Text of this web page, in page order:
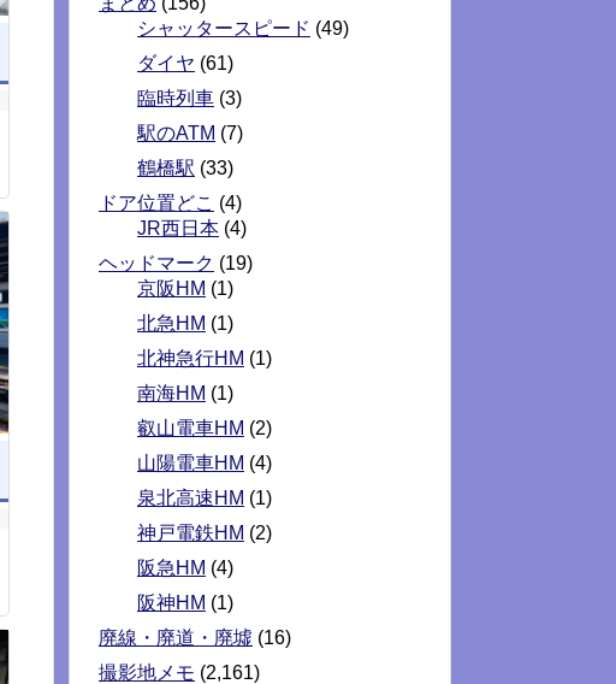
シャッタースピード (49)
ダイヤ (61)
臨時列車 (3)
駅のATM (7)
鶴橋駅 (33)
ドア位置どこ (4)
JR西日本 (4)
ヘッドマーク (19)
京阪HM (1)
北急HM (1)
北神急行HM (1)
南海HM (1)
叡山電車HM (2)
山陽電車HM (4)
泉北高速HM (1)
神戸電鉄HM (2)
阪急HM (4)
阪神HM (1)
廃線・廃道・廃墟 (16)
撮影地メモ (2,161)